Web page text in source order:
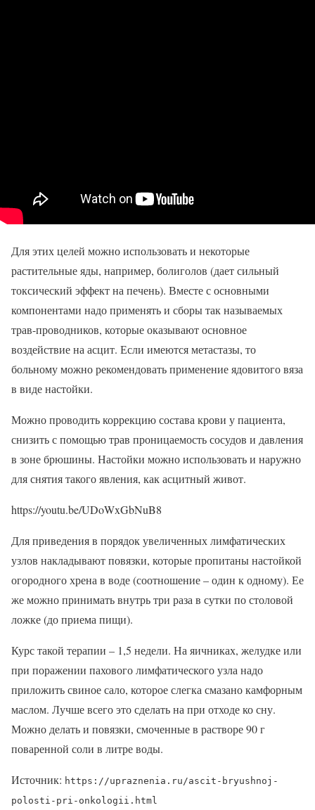
Для этих целей можно использовать и некоторые
растительные яды, например, болиголов (дает сильный
токсический эффект на печень). Вместе с основными
компонентами надо применять и сборы так называемых
трав-проводников, которые оказывают основное
воздействие на асцит. Если имеются метастазы, то
больному можно рекомендовать применение ядовитого вяза
в виде настойки.
Можно проводить коррекцию состава крови у пациента,
снизить с помощью трав проницаемость сосудов и давления
в зоне брюшины. Настойки можно использовать и наружно
для снятия такого явления, как асцитный живот.
https://youtu.be/UDoWxGbNuB8
Для приведения в порядок увеличенных лимфатических
узлов накладывают повязки, которые пропитаны настойкой
огородного хрена в воде (соотношение – один к одному). Ее
же можно принимать внутрь три раза в сутки по столовой
ложке (до приема пищи).
Курс такой терапии – 1,5 недели. На яичниках, желудке или
при поражении пахового лимфатического узла надо
приложить свиное сало, которое слегка смазано камфорным
маслом. Лучше всего это сделать на при отходе ко сну.
Можно делать и повязки, смоченные в растворе 90 г
поваренной соли в литре воды.
Источник: https://upraznenia.ru/ascit-bryushnoj-
polosti-pri-onkologii.html